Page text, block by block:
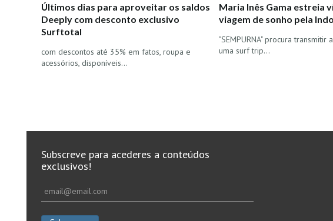
Últimos dias para aproveitar os saldos
Deeply com desconto exclusivo
Surftotal
com descontos até 35% em fatos, roupa e
acessórios, disponíveis…
Maria Inês Gama estreia
viagem de sonho pela
"SEMPURNA" procura transmitir
uma surf trip...
Subscreve para acederes a conteúdos
exclusivos!